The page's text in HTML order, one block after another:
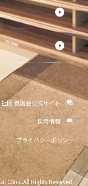
団 健誠会公式サイト
採用情報
プライバシーポリシー
Clinic.All Rights Reserved.